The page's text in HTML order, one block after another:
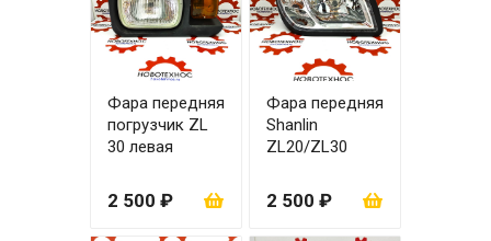
Фара передняя
погрузчик ZL
30 левая
2 500 ₽
Фара передняя
Shanlin
ZL20/ZL30
2 500 ₽